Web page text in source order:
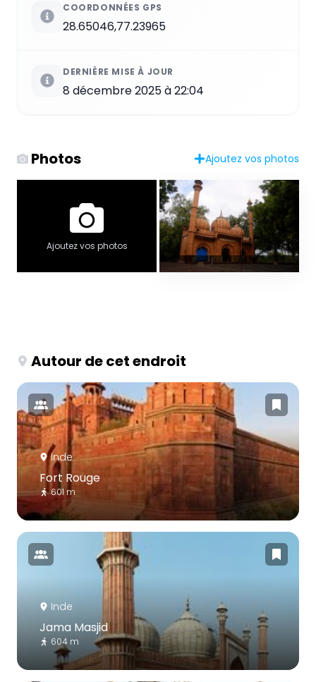
COORDONNÉES GPS
28.65046,77.23965
DERNIÈRE MISE À JOUR
8 décembre 2025 à 22:04
Photos Ajoutez vos photos
Ajoutez vos photos
Autour de cet endroit
Inde
Fort Rouge
601 m
Inde
Jama Masjid
604 m